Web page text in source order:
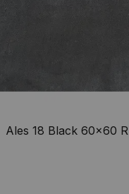
Ales 18 Black 60x60 R